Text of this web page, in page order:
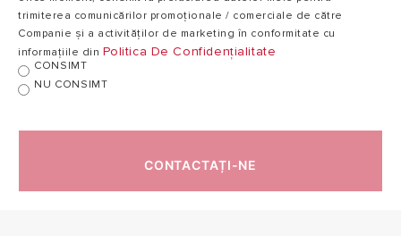
trimiterea comunicărilor promoționale / comerciale de către
Companie și a activităților de marketing în conformitate cu
informațiile din Politica De Confidențialitate
CONSIMT
NU CONSIMT
CONTACTAȚI-NE